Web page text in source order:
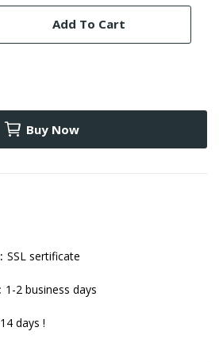
Add To Cart
Buy Now
SSL sertificate
1-2 business days
14 days !